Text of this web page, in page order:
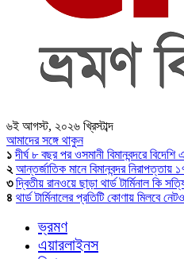
৬ই আগস্ট, ২০২৬ খ্রিস্টাব্দ
আমাদের সঙ্গে থাকুন
১ দীর্ঘ ৮ বছর পর ওসমানী বিমানবন্দরে
২ আন্তর্জাতিক মানে বিমানবন্দর নিরাপত্তায়
৩ দ্বিতীয় রানওয়ে ছাড়া থার্ড টার্মিনাল কি
৪ থার্ড টার্মিনালের প্রতিটি কোণায় মিলবে
ভ্রমণ
এয়ারলাইনস